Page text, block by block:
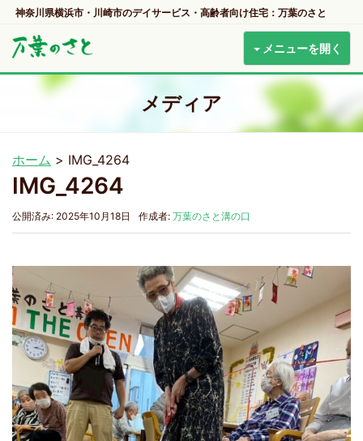
神奈川県横浜市・川崎市のデイサービス・高齢者向け住宅：万葉のさと
メニューを開く
メディア
ホーム > IMG_4264
IMG_4264
公開済み: 2025年10月18日 作成者: 万葉のさと溝の口